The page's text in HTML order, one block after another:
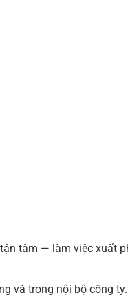
tâm — làm việc xuất
và trong nội bộ công ty.